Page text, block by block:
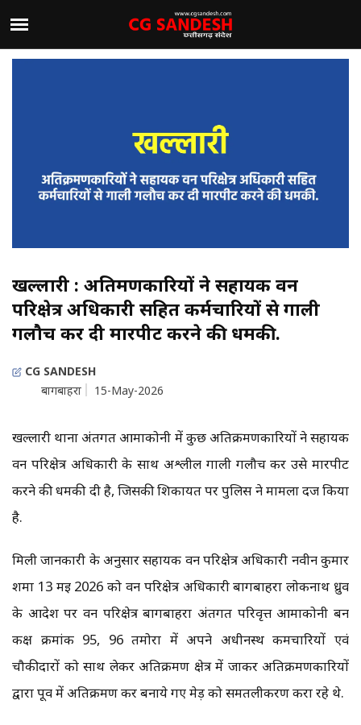
खल्लारी : अतिक्रमणकारियों ने सहायक वन
परिक्षेत्र अधिकारी सहित कर्मचारियों से गाली
गलौच कर दी मारपीट करने की धमकी.
CG SANDESH
बागबाहरा
15-May-2026
खल्लारी थाना अंतर्गत आमाकोनी में कुछ अतिक्रमणकारियों ने सहायक
वन परिक्षेत्र अधिकारी के साथ अश्लील गाली गलौच कर उसे मारपीट
करने की धमकी दी है, जिसकी शिकायत पर पुलिस ने मामला दर्ज किया
है.
मिली जानकारी के अनुसार सहायक वन परिक्षेत्र अधिकारी नवीन कुमार
शर्मा 13 मई 2026 को वन परिक्षेत्र अधिकारी बागबाहरा लोकनाथ ध्रुव
के आदेश पर वन परिक्षेत्र बागबाहरा अंतर्गत परिवृत्त आमाकोनी बन
कक्ष क्रमांक 95, 96 तमोरा में अपने अधीनस्थ कर्मचारियों एवं
चौकीदारों को साथ लेकर अतिक्रमण क्षेत्र में जाकर अतिक्रमणकारियों
द्वारा पूर्व में अतिक्रमण कर बनाये गए मेड़ को समतलीकरण करा रहे थे.